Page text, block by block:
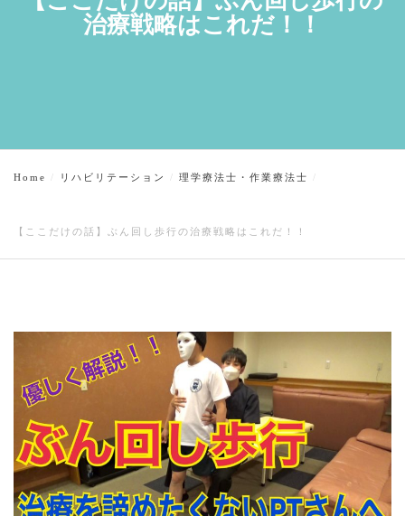
治療戦略はこれだ！！
Home リハビリテーション 理学療法士・作業療法士
【ここだけの話】ぶん回し歩行の治療戦略はこれだ！！